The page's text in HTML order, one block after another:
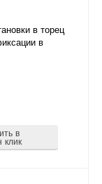
в торец
в
в
клик